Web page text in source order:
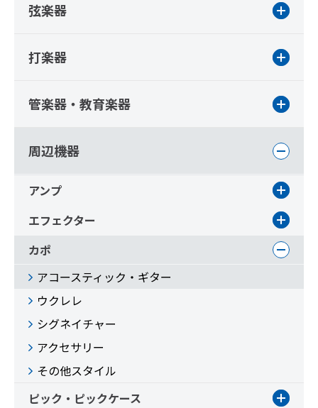
弦楽器
打楽器
管楽器・教育楽器
周辺機器
アンプ
エフェクター
カポ
アコースティック・ギター
ウクレレ
シグネイチャー
アクセサリー
その他スタイル
ピック・ピックケース